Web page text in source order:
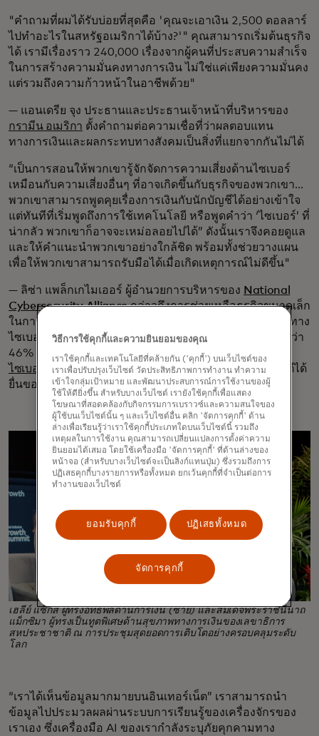
"คำถามที่ผมได้รับบ่อยที่สุดคือ 'คุณจะเอาเงิน 2,500 ดอลลาร์
ไปทำอะไรในสหรัฐอเมริกาได้บ้าง?'" คุณสามารถเริ่มต้นธุรกิจ
ได้ เรามีเรื่องราว 240,000 เรื่องจากผู้คนที่ประสบความสำเร็จ
ในการสร้างความมั่นคงทางการเงิน ไม่ใช่แค่เพียงความมั่นคง
แต่รวมถึงความก้าวหน้าในอาชีพด้วย"
— แอนเดรีย จุง ประธานและประธานเจ้าหน้าที่บริหารของ
กรามีน อเมริกา ตั้งคำถามต่อความเชื่อที่ว่าผลตอบแทน
ทางการเงินและผลกระทบทางสังคมเป็นสิ่งที่แยกจากกันไม่ได้
“เป็นการสอนให้พวกเขารู้จักจัดการความเสี่ยงด้านไซเบอร์
เหมือนกับความเสี่ยงอื่นๆ ที่อาจเกิดขึ้นกับธุรกิจของพวกเขา...
พวกเขาสามารถพูดคุยเรื่องการเงินกับนักบัญชีได้อย่างเข้าใจ
แต่ทันทีที่เริ่มพูดถึงการใช้เทคโนโลยี หรือพูดคำว่า ‘ไซเบอร์’ ที่
น่ากลัว พวกเขาก็อาจจะเหม่อลอยไปได้” ดังนั้นเราจึงคอยดูแล
และให้คำแนะนำพวกเขาอย่างใกล้ชิด พร้อมทั้งช่วยวางแผน
เพื่อให้พวกเขาสามารถรับมือได้เมื่อเกิดเหตุการณ์ไม่ดีขึ้น"
— ลิซ่า แพล็กเกไมเออร์ ผู้อำนวยการบริหารของ National
Cybersecurity Allianceกล่าวถึงการช่วยเหลือธุรกิจขนาดเล็ก
ในการปกป้องตนเองจากความเสี่ยงที่เพิ่มขึ้นของการโจมตีทาง
ไซเบอร์ ผลการศึกษาล่าสุดจากมาสเตอร์การ์ดแสดงให้เห็นว่า
46% ของธุรกิจขนาดเล็กที่สำรวจ ประสบกับการโจมตีทาง
ไซเบอร์
และเกือบหนึ่งในห้าของธุรกิจที่ประสบกับการโจมตีได้
ยื่นขอล้มละลายหรือปิดกิจการไป
เฮลีย์ แซ็กส์ ผู้ทรงอิทธิพลด้านการเงิน (ซ้าย) และสมเด็จพระราชินีนาถ
แม็กซิมา ผู้ทรงเป็นทูตพิเศษด้านสุขภาพทางการเงินของเลขาธิการ
สหประชาชาติ ณ การประชุมสุดยอดการเติบโตอย่างครอบคลุมระดับ
โลก
“เราได้เห็นข้อมูลมากมายบนอินเทอร์เน็ต” เราสามารถนำ
ข้อมูลไปประมวลผลผ่านระบบการเรียนรู้ของเครื่องจักรของ
เราเอง ซึ่งเครื่องมือ AI ของเรากำลังระบุภัยคุกคามทาง
วิธีการใช้คุกกี้และความยินยอมของคุณ
เราใช้คุกกี้และเทคโนโลยีที่คล้ายกัน ('คุกกี้') บนเว็บไซต์ของ
เราเพื่อปรับปรุงเว็บไซต์ วัดประสิทธิภาพการทำงาน ทำความ
เข้าใจกลุ่มเป้าหมาย และพัฒนาประสบการณ์การใช้งานของผู้
ใช้ให้ดียิ่งขึ้น สำหรับบางเว็บไซต์ เรายังใช้คุกกี้เพื่อแสดง
โฆษณาที่สอดคล้องกับกิจกรรมการเบราวซ์และความสนใจของ
ผู้ใช้บนเว็บไซต์นั้น ๆ และเว็บไซต์อื่น คลิก 'จัดการคุกกี้' ด้าน
ล่างเพื่อเรียนรู้ว่าเราใช้คุกกี้ประเภทใดบนเว็บไซต์นี้ รวมถึง
เหตุผลในการใช้งาน คุณสามารถเปลี่ยนแปลงการตั้งค่าความ
ยินยอมได้เสมอ โดยใช้เครื่องมือ 'จัดการคุกกี้' ที่ด้านล่างของ
หน้าจอ (สำหรับบางเว็บไซต์จะเป็นลิงก์แทนปุ่ม) ซึ่งรวมถึงการ
ปฏิเสธคุกกี้บางรายการหรือทั้งหมด ยกเว้นคุกกี้ที่จำเป็นต่อการ
ทำงานของเว็บไซต์
ยอมรับคุกกี้ ปฏิเสธทั้งหมด
จัดการคุกกี้